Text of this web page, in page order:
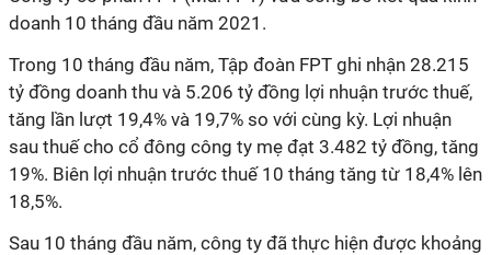
doanh 10 tháng đầu năm 2021.
Trong 10 tháng đầu năm, Tập đoàn FPT ghi nhận 28.215
tỷ đồng doanh thu và 5.206 tỷ đồng lợi nhuận trước thuế,
tăng lần lượt 19,4% và 19,7% so với cùng kỳ. Lợi nhuận
sau thuế cho cổ đông công ty mẹ đạt 3.482 tỷ đồng, tăng
19%. Biên lợi nhuận trước thuế 10 tháng tăng từ 18,4% lên
18,5%.
Sau 10 tháng đầu năm, công ty đã thực hiện được khoảng